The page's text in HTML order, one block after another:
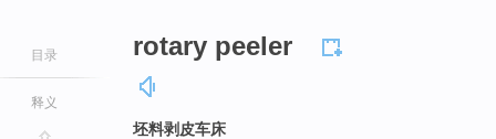
目录
释义
rotary peeler
坯料剥皮车床